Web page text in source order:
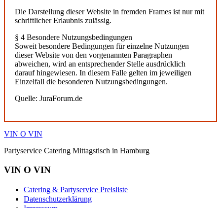
Die Darstellung dieser Website in fremden Frames ist nur mit
schriftlicher Erlaubnis zulässig.
§ 4 Besondere Nutzungsbedingungen
Soweit besondere Bedingungen für einzelne Nutzungen
dieser Website von den vorgenannten Paragraphen
abweichen, wird an entsprechender Stelle ausdrücklich
darauf hingewiesen. In diesem Falle gelten im jeweiligen
Einzelfall die besonderen Nutzungsbedingungen.
Quelle: JuraForum.de
VIN O VIN
Partyservice Catering Mittagstisch in Hamburg
VIN O VIN
Catering & Partyservice Preisliste
Datenschutzerklärung